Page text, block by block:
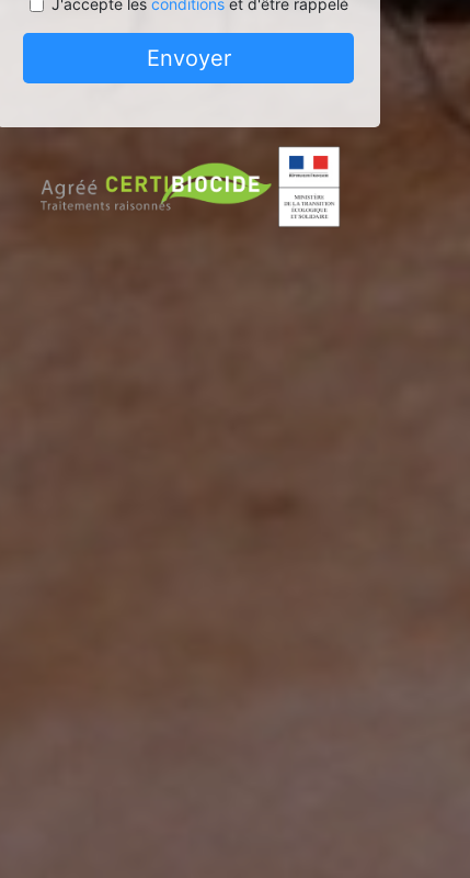
J'accepte les conditionset d'être rappelé
Envoyer